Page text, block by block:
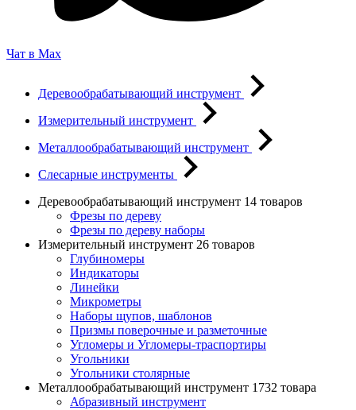
Чат в Max
Деревообрабатывающий инструмент
Измерительный инструмент
Металлообрабатывающий инструмент
Слесарные инструменты
Деревообрабатывающий инструмент 14 товаров
Фрезы по дереву
Фрезы по дереву наборы
Измерительный инструмент 26 товаров
Глубиномеры
Индикаторы
Линейки
Микрометры
Наборы щупов, шаблонов
Призмы поверочные и разметочные
Угломеры и Угломеры-траспортиры
Угольники
Угольники столярные
Металлообрабатывающий инструмент 1732 товара
Абразивный инструмент